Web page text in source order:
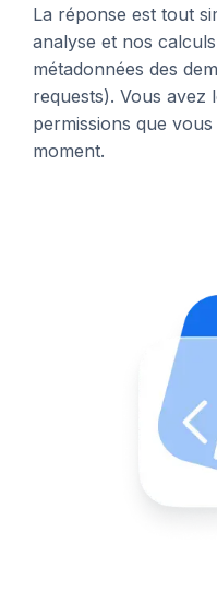
La réponse est tout
analyse et nos
métadonnées des
requests). Vous
permissions que
moment.